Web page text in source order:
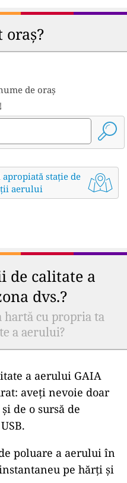
oraș?
de oraș
apropiată stație de
aerului
de calitate a
dvs.?
hartă cu propria ta
a aerului?
a aerului GAIA
aveți nevoie doar
de o sursă de
poluare a aerului în
pe hărți și